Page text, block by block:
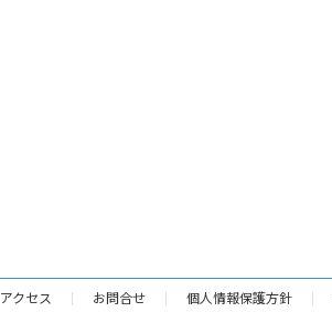
アクセス お問合せ 個人情報保護方針